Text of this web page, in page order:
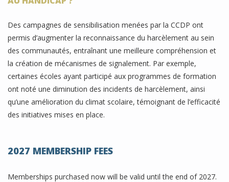
Des campagnes de sensibilisation menées par la CCDP ont
permis d’augmenter la reconnaissance du harcèlement au sein
des communautés, entraînant une meilleure compréhension et
la création de mécanismes de signalement. Par exemple,
certaines écoles ayant participé aux programmes de formation
ont noté une diminution des incidents de harcèlement, ainsi
qu’une amélioration du climat scolaire, témoignant de l’efficacité
des initiatives mises en place.
2027 MEMBERSHIP FEES
Memberships purchased now will be valid until the end of 2027.